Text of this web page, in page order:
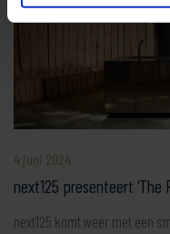
4 juni 2024
next125 presenteert ‘The
next125 komt weer met een